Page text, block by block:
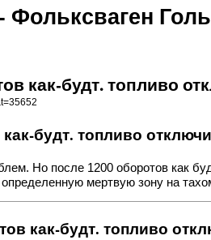
- Фольксваген
как-будт. топливо
как-будт. топливо
Но после 1200 оборотов как
мертвую зону на
как-будт. топливо